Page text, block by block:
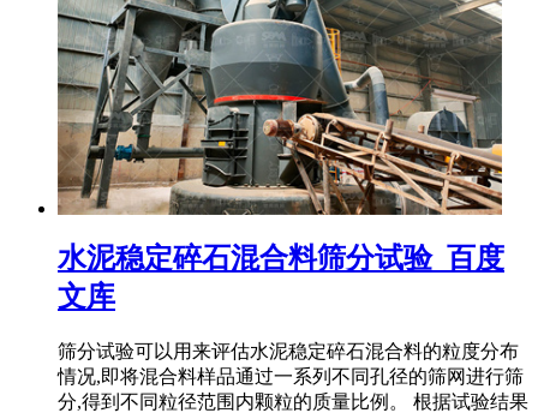
水泥稳定碎石混合料筛分试验_百度
文库
筛分试验可以用来评估水泥稳定碎石混合料的粒度分布
情况,即将混合料样品通过一系列不同孔径的筛网进行筛
分,得到不同粒径范围内颗粒的质量比例。 根据试验结果